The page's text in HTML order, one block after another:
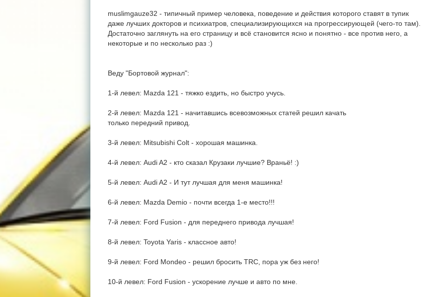
muslimgauze32 - типичный пример человека, поведение и действия которого ставят в тупик
даже лучших докторов и психиатров, специализирующихся на прогрессирующей (чего-то там).
Достаточно заглянуть на его страницу и всё становится ясно и понятно - все против него, а
некоторые и по несколько раз :)
Веду "Бортовой журнал":
1-й левел: Mazda 121 - тяжко ездить, но быстро учусь.
2-й левел: Mazda 121 - начитавшись всевозможных статей решил качать
только передний привод.
3-й левел: Mitsubishi Colt - хорошая машинка.
4-й левел: Audi A2 - кто сказал Крузаки лучшие? Враньё! :)
5-й левел: Audi A2 - И тут лучшая для меня машинка!
6-й левел: Mazda Demio - почти всегда 1-е место!!!
7-й левел: Ford Fusion - для переднего привода лучшая!
8-й левел: Toyota Yaris - классное авто!
9-й левел: Ford Mondeo - решил бросить TRC, пора уж без него!
10-й левел: Ford Fusion - ускорение лучше и авто по мне.